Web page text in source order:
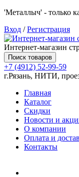
'Металлыч' - только
Вход /Регистрация
Интернет-магазин
Поиск товаров
+7 (4912) 52-99-59
г.Рязань, НИТИ,
Главная
Каталог
Скидки
Новости и
О компании
Оплата и
Контакты